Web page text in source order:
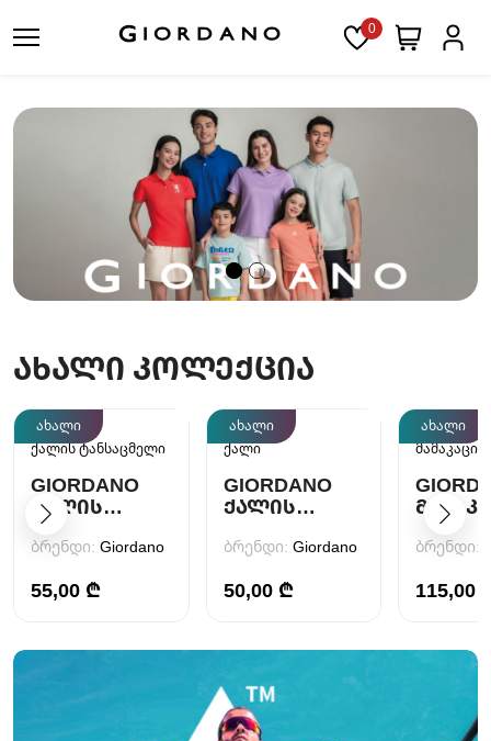
0
ᲐᲮᲐᲚᲘ ᲙᲝᲚᲔᲥᲪᲘᲐ
ახალი
ქალის ტანსაცმელი
GIORDANO
ᲥᲐᲚᲘᲡ
ᲛᲐᲘᲡᲣᲠᲘ
ბრენდი: Giordano
55,00 ₾
ახალი
ქალი
GIORDANO
ᲥᲐᲚᲘᲡ
ბრენდი: Giordano
50,00 ₾
ახალი
მამაკაცი
ბრენდი:
115,00